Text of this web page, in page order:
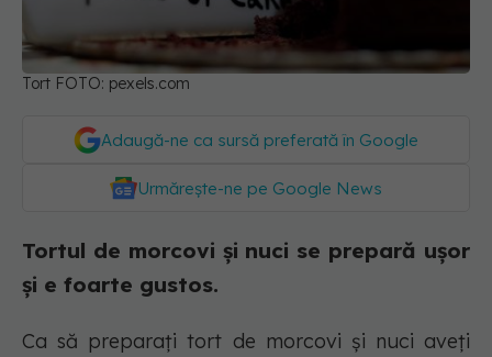
Tort FOTO: pexels.com
Adaugă-ne ca sursă preferată în Google
Urmărește-ne pe Google News
Tortul de morcovi și nuci se prepară ușor
și e foarte gustos.
Ca să preparați tort de morcovi și nuci aveți